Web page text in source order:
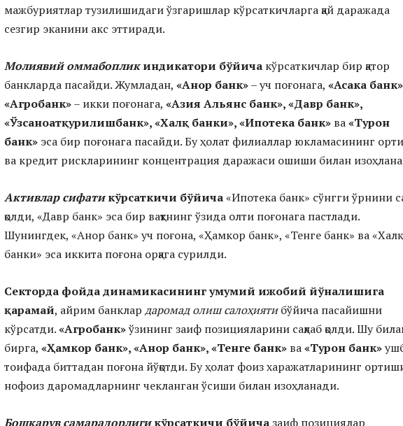
мажбуриятлар тузилишидаги ўзгаришлар кўрсаткичларга қай даражада
сезгир эканини акс эттиради.
Молиявийоммабопликиндикатори бўйича кўрсаткичлар бир қатор
банкларда пасайди. Жумладан, «Анор банк»– уч поғонага, «Асака банк»
«Агробанк»– икки поғонага, «Азия Альянс банк»,«Давр банк»,
«Ўзсаноатқурилишбанк»,«Халқ банки»,«Ипотека банк» ва«Турон
банк» эса бир поғонага пасайди. Бу ҳолат филиаллар юкламасининг
ва кредит рискларининг концентрация даражаси ошиши билан
Активлар сифатикўрсаткичи бўйича«Ипотека банк» сўнгги ўрнини
қолди, «Давр банк» эса бир вақтнинг ўзида олти поғонага пастлади.
Шунингдек, «Анор банк» уч поғона, «Ҳамкор банк», «Тенге банк» ва «Халқ
банки» эса иккита поғона орқага сурилди.
Секторда фойда динамикасининг умумий ижобий йўналишига
қарамай, айрим банклар даромадолиш салоҳиятибўйича пасайишни
кўрсатди.«Агробанк»ўзининг заиф позицияларини сақлаб қолди. Шу
бирга, «Ҳамкор банк»,«Анор банк»,«Тенге банк» ва«Турон банк»
тоифада биттадан поғона йўқотди. Бу ҳолат фоиз харажатларининг
нофоиз даромадларнинг чекланган ўсиши билан изоҳланади.
Бошқарув самарадорлигикўрсаткичи бўйичазаиф позициялар